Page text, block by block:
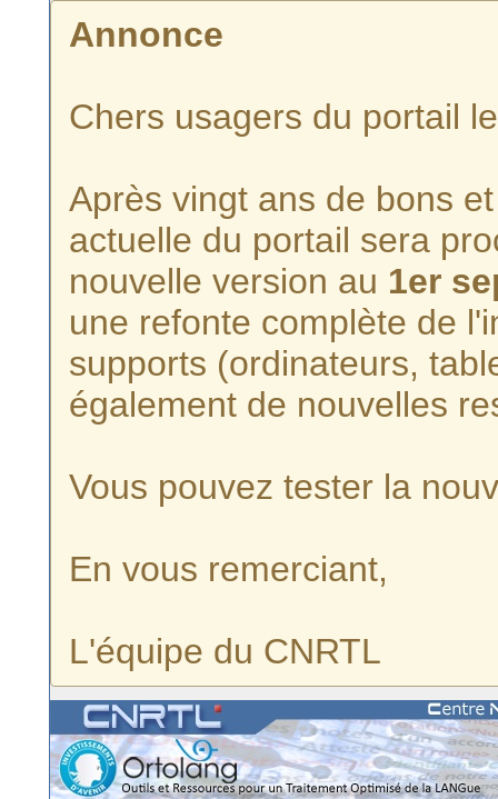
Annonce
Chers usagers du portail
Après vingt ans de bons
actuelle du portail sera
nouvelle version au 1er
une refonte complète de
supports (ordinateurs,
également de nouvelles
Vous pouvez tester la
En vous remerciant,
L'équipe du CNRTL